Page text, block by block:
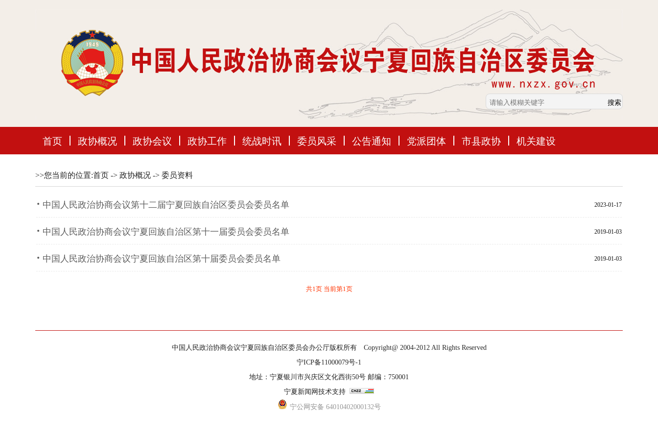
首页 政协概况 政协会议 政协工作 统战时讯 委员风采 公告通知 党派团体 市县政协 机关建设
>>您当前的位置:首页 -> 政协概况 -> 委员资料
· 中国人民政治协商会议第十二届宁夏回族自治区委员会委员名单 2023-01-17
· 中国人民政治协商会议宁夏回族自治区第十一届委员会委员名单 2019-01-03
· 中国人民政治协商会议宁夏回族自治区第十届委员会委员名单 2019-01-03
共1页 当前第1页
中国人民政治协商会议宁夏回族自治区委员会办公厅版权所有 Copyright@ 2004-2012 All Rights Reserved
宁ICP备11000079号-1
地址：宁夏银川市兴庆区文化西街50号 邮编：750001
宁夏新闻网技术支持
宁公网安备 64010402000132号